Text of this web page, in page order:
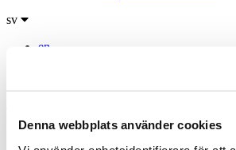
Denna webbplats använder cookies
sv
en